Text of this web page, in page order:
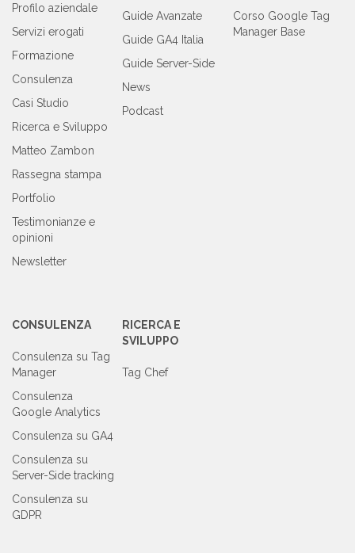
Profilo aziendale
Servizi erogati
Formazione
Consulenza
Casi Studio
Ricerca e Sviluppo
Matteo Zambon
Rassegna stampa
Portfolio
Testimonianze e
opinioni
Newsletter
Guide Avanzate
Guide GA4 Italia
Guide Server-Side
News
Podcast
Corso Google Tag
Manager Base
CONSULENZA
Consulenza su Tag
Manager
Consulenza
Google Analytics
Consulenza su GA4
Consulenza su
Server-Side tracking
Consulenza su
GDPR
RICERCA E
SVILUPPO
Tag Chef